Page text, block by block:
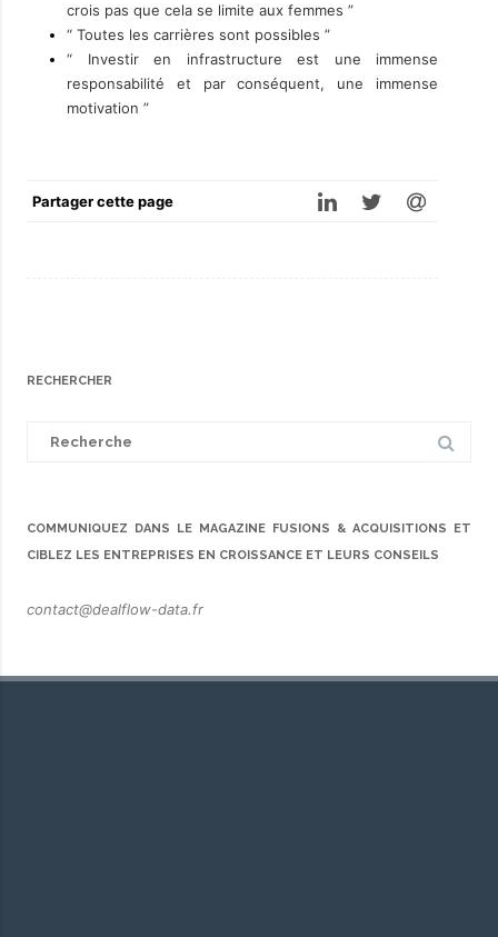
crois pas que cela se limite aux femmes ”
“ Toutes les carrières sont possibles ”
“ Investir en infrastructure est une immense
responsabilité et par conséquent, une immense
motivation ”
Partager cette page
RECHERCHER
COMMUNIQUEZ DANS LE MAGAZINE FUSIONS & ACQUISITIONS ET
CIBLEZ LES ENTREPRISES EN CROISSANCE ET LEURS CONSEILS
contact@dealflow-data.fr